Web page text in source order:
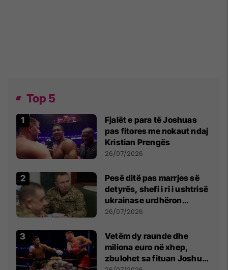
Top 5
Fjalët e para të Joshuas
pas fitores me nokaut ndaj
Kristian Prengës
26/07/2026
Pesë ditë pas marrjes së
detyrës, shefi i ri i ushtrisë
ukrainase urdhëron
kontroll të madh
26/07/2026
Vetëm dy raunde dhe
miliona euro në xhep,
zbulohet sa fituan Joshua